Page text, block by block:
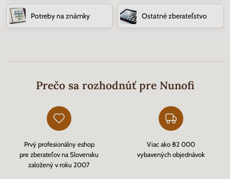
Potreby na známky Ostatné zberateľstvo
Prečo sa rozhodnúť pre Nunofi
Prvý profesionálny eshop
pre zberateľov na Slovensku
založený v roku 2007
Viac ako 82 000
vybavených objednávok